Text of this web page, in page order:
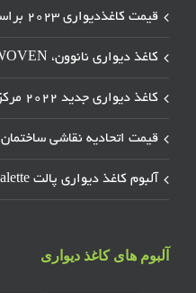
قیمت کاغذدیواری ۲۰۲۳ براساس کیفیت
کاغذ دیواری نانوون، NON-WOVEN
کاغذ دیواری جدید ۲۰۲۲ مرکز پخش پردیس پایتخت تهران
قیمت اتحادیه نقاشی ساختمان ۱۴۰۰
آلبوم کاغذ دیواری پالت Palette
آلبوم های کاغذ دیواری